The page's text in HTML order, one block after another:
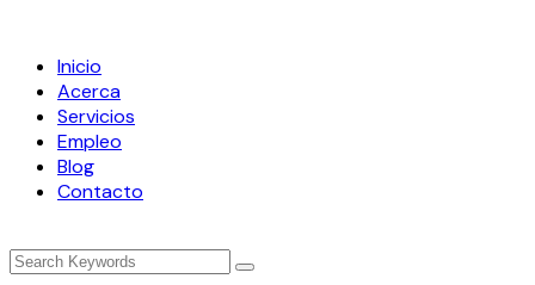
Inicio
Acerca
Servicios
Empleo
Blog
Contacto